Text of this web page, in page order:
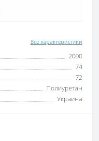
Все характеристики
2000
74
72
Полиуретан
Украина